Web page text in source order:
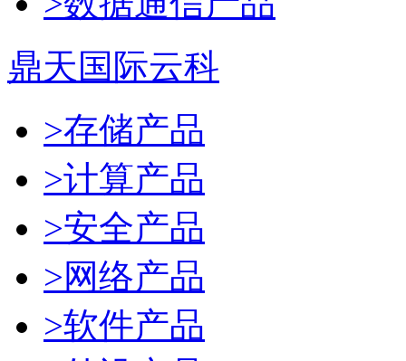
鼎天国际云科
>存储产品
>计算产品
>安全产品
>网络产品
>软件产品